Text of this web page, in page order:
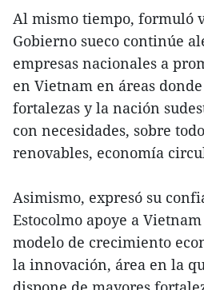
Al mismo tiempo, formuló
Gobierno sueco continúe
empresas nacionales a
en Vietnam en áreas
fortalezas y la nación
con necesidades, sobre
renovables, economía
Asimismo, expresó su
Estocolmo apoye a
modelo de crecimiento
la innovación, área en la